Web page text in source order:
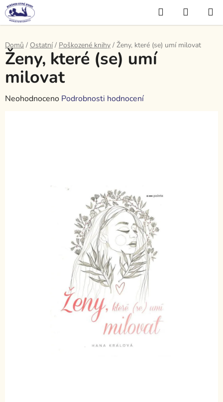
Přejít
na
obsah
Hledat
KOŠÍK
Domů / Ostatní / Poškozené knihy / Ženy, které (se) umí milovat
Ženy, které (se) umí
milovat
Průměrné
Neohodnoceno Podrobnosti hodnocení